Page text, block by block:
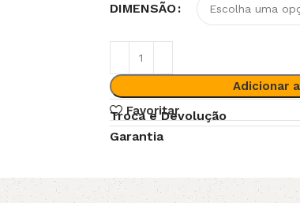
DIMENSÃO
Adicionar
Favoritar
Troca e Devolução
Garantia